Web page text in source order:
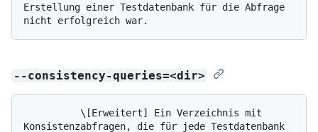
Erstellung einer Testdatenbank für die Abfrage
--consistency-queries=<dir>
Konsistenzabfragen, die für jede Testdatenbank